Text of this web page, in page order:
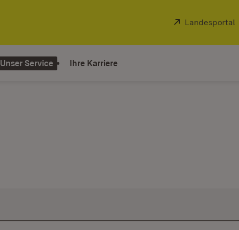
Extern:
Landesportal
Unser Service Ihre Karriere